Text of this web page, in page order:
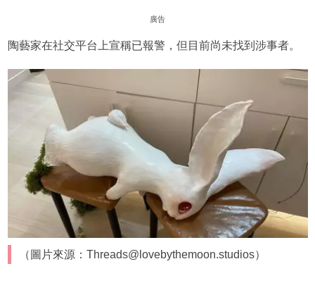
廣告
陶藝家在社交平台上宣稱已報警，但目前尚未找到涉事者。
（圖片來源：Threads@lovebythemoon.studios）